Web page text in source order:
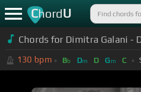
ChordU
Chords for Dimitra Galani -
130 bpm Bb Dm D Gm C